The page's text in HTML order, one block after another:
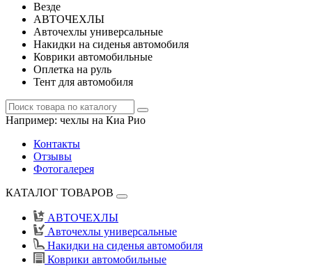
Везде
АВТОЧЕХЛЫ
Авточехлы универсальные
Накидки на сиденья автомобиля
Коврики автомобильные
Оплетка на руль
Тент для автомобиля
Например: чехлы на Киа Рио
Контакты
Отзывы
Фотогалерея
КАТАЛОГ ТОВАРОВ
АВТОЧЕХЛЫ
Авточехлы универсальные
Накидки на сиденья автомобиля
Коврики автомобильные